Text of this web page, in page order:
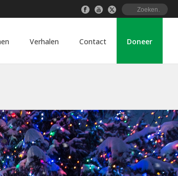
Verhalen Contact Doneer